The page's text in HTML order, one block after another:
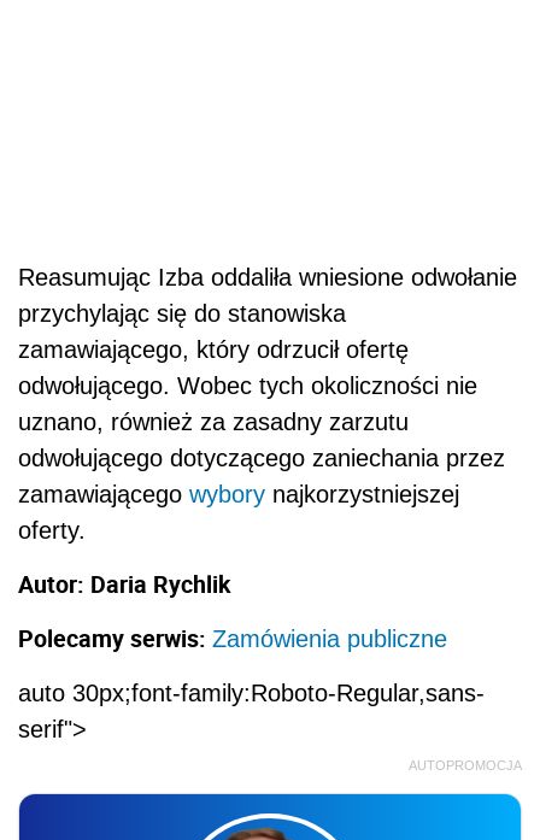
Reasumując Izba oddaliła wniesione odwołanie
przychylając się do stanowiska
zamawiającego, który odrzucił ofertę
odwołującego. Wobec tych okoliczności nie
uznano, również za zasadny zarzutu
odwołującego dotyczącego zaniechania przez
zamawiającego wybory najkorzystniejszej
oferty.
Autor: Daria Rychlik
Polecamy serwis: Zamówienia publiczne
auto 30px;font-family:Roboto-Regular,sans-
serif">
AUTOPROMOCJA